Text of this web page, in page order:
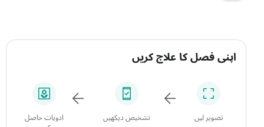
اپنی فصل کا علاج کریں
تصویر لیں تشخیص دیکھیں
ادویات حاصل